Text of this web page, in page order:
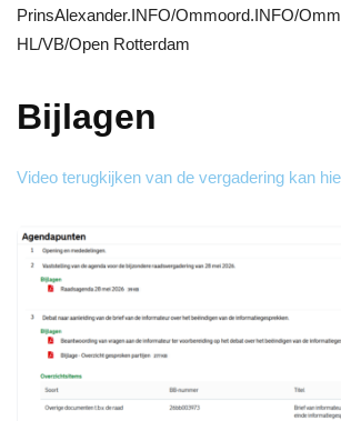
PrinsAlexander.INFO/Ommoord.INFO/
HL/VB/Open Rotterdam
Bijlagen
Video terugkijken van de vergadering kan